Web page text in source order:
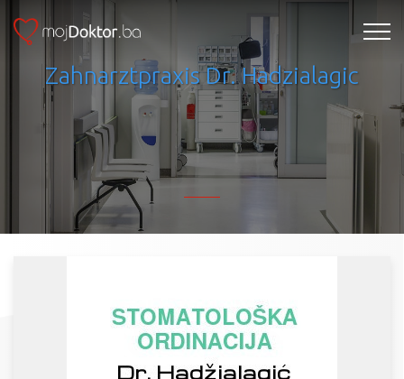
Zahnarztpraxis Dr. Hadzialagic